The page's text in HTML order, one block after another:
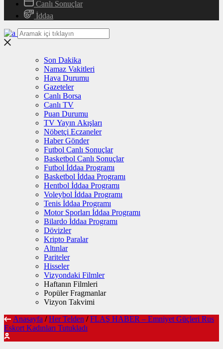
Canlı Sonuçlar
İddaa
Son Dakika
Namaz Vakitleri
Hava Durumu
Gazeteler
Canlı Borsa
Canlı TV
Puan Durumu
TV Yayın Akışları
Nöbetçi Eczaneler
Haber Gönder
Futbol Canlı Sonuçlar
Basketbol Canlı Sonuçlar
Futbol İddaa Programı
Basketbol İddaa Programı
Hentbol İddaa Programı
Voleybol İddaa Programı
Tenis İddaa Programı
Motor Sporları İddaa Programı
Bilardo İddaa Programı
Dövizler
Kripto Paralar
Altınlar
Pariteler
Hisseler
Vizyondaki Filmler
Haftanın Filmleri
Popüler Fragmanlar
Vizyon Takvimi
Anasayfa / Her Telden / FLAŞ HABER – Emniyet Güçleri Rus
Eskort Kadınları Tutukladı